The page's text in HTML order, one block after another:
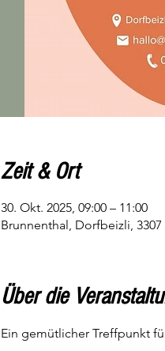
Zeit & Ort
30. Okt. 2025, 09:00 – 11:00
Brunnenthal, Dorfbeizli,
Über die
Ein gemütlicher Treffpunkt